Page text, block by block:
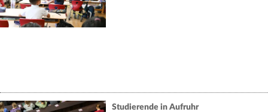
Studierende in Aufruhr